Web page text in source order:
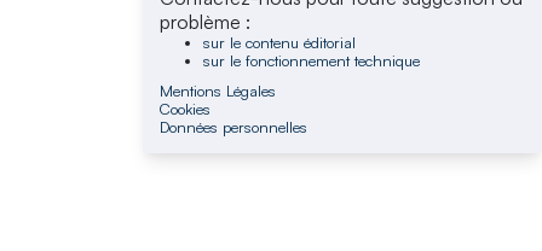
problème :
sur le contenu éditorial
sur le fonctionnement technique
Mentions Légales
Cookies
Données personnelles